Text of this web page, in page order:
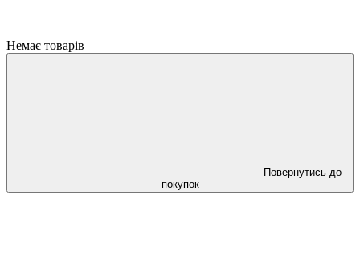
Немає товарів
Повернутись до
покупок